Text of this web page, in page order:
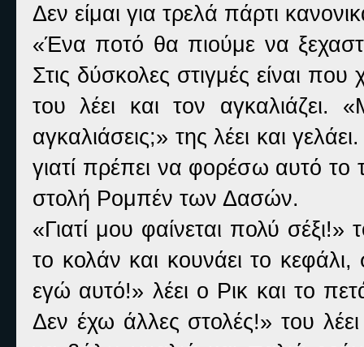
Δεν είμαι για τρελά πάρτι
«Ένα ποτό θα πιούμε να
Στις δύσκολες στιγμές είναι
του λέει και τον
αγκαλιάσεις;» της λέει και
γιατί πρέπει να φορέσω αυτό το
στολή Ρομπέν των Δασών.
«Γιατί μου φαίνεται πολύ σέξι!»
το κολάν και κουνάει το
εγώ αυτό!» λέει ο Ρικ και το
Δεν έχω άλλες στολές!» του